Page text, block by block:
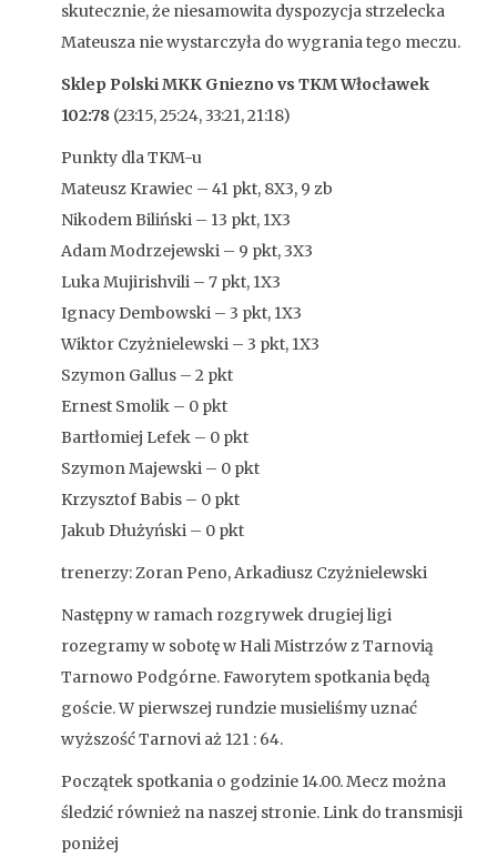
skutecznie, że niesamowita dyspozycja strzelecka
Mateusza nie wystarczyła do wygrania tego meczu.
Sklep Polski MKK Gniezno vs TKM Włocławek
102:78 (23:15, 25:24, 33:21, 21:18)
Punkty dla TKM-u
Mateusz Krawiec – 41 pkt, 8X3, 9 zb
Nikodem Biliński – 13 pkt, 1X3
Adam Modrzejewski – 9 pkt, 3X3
Luka Mujirishvili – 7 pkt, 1X3
Ignacy Dembowski – 3 pkt, 1X3
Wiktor Czyżnielewski – 3 pkt, 1X3
Szymon Gallus – 2 pkt
Ernest Smolik – 0 pkt
Bartłomiej Lefek – 0 pkt
Szymon Majewski – 0 pkt
Krzysztof Babis – 0 pkt
Jakub Dłużyński – 0 pkt
trenerzy: Zoran Peno, Arkadiusz Czyżnielewski
Następny w ramach rozgrywek drugiej ligi
rozegramy w sobotę w Hali Mistrzów z Tarnovią
Tarnowo Podgórne. Faworytem spotkania będą
goście. W pierwszej rundzie musieliśmy uznać
wyższość Tarnovi aż 121 : 64.
Początek spotkania o godzinie 14.00. Mecz można
śledzić również na naszej stronie. Link do transmisji
poniżej